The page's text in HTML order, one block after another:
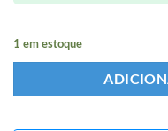
1 em estoque